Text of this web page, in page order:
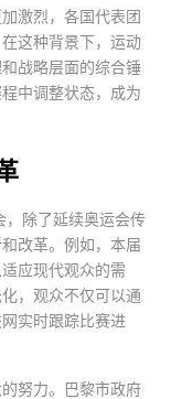
激烈，各国代表团
这种背景下，运动
战略层面的综合锤
中调整状态，成为
，除了延续奥运会传
改革。例如，本届
应现代观众的需
，观众不仅可以通
实时跟踪比赛进
努力。巴黎市政府